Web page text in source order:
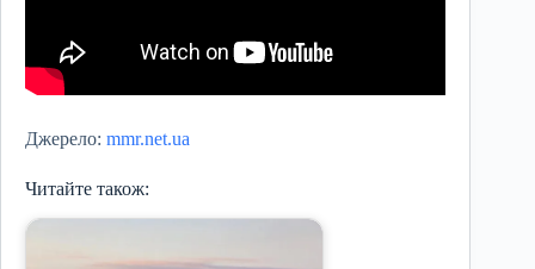
Джерело: mmr.net.ua
Читайте також: